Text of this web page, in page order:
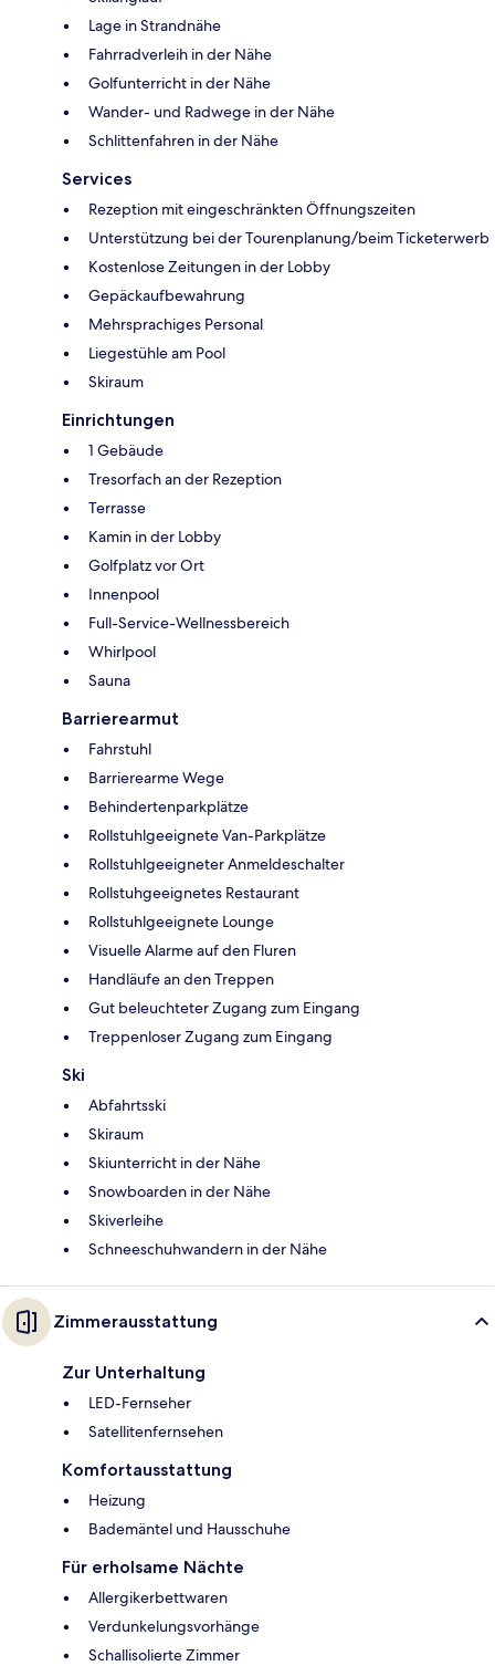
Lage in Strandnähe
Fahrradverleih in der Nähe
Golfunterricht in der Nähe
Wander- und Radwege in der Nähe
Schlittenfahren in der Nähe
Services
Rezeption mit eingeschränkten Öffnungszeiten
Unterstützung bei der Tourenplanung/beim Ticketerwerb
Kostenlose Zeitungen in der Lobby
Gepäckaufbewahrung
Mehrsprachiges Personal
Liegestühle am Pool
Skiraum
Einrichtungen
1 Gebäude
Tresorfach an der Rezeption
Terrasse
Kamin in der Lobby
Golfplatz vor Ort
Innenpool
Full-Service-Wellnessbereich
Whirlpool
Sauna
Barrierearmut
Fahrstuhl
Barrierearme Wege
Behindertenparkplätze
Rollstuhlgeeignete Van-Parkplätze
Rollstuhlgeeigneter Anmeldeschalter
Rollstuhgeeignetes Restaurant
Rollstuhlgeeignete Lounge
Visuelle Alarme auf den Fluren
Handläufe an den Treppen
Gut beleuchteter Zugang zum Eingang
Treppenloser Zugang zum Eingang
Ski
Abfahrtsski
Skiraum
Skiunterricht in der Nähe
Snowboarden in der Nähe
Skiverleihe
Schneeschuhwandern in der Nähe
Zimmerausstattung
Zur Unterhaltung
LED-Fernseher
Satellitenfernsehen
Komfortausstattung
Heizung
Bademäntel und Hausschuhe
Für erholsame Nächte
Allergikerbettwaren
Verdunkelungsvorhänge
Schallisolierte Zimmer